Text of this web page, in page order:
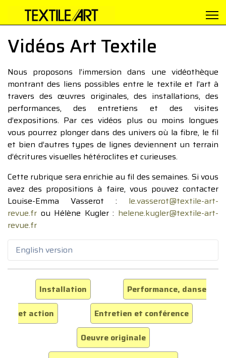
Vidéos Art Textile
Nous proposons l’immersion dans une vidéothèque
montrant des liens possibles entre le textile et l’art à
travers des œuvres originales, des installations, des
performances, des entretiens et des visites
d’expositions. Par ces vidéos plus ou moins longues
vous pourrez plonger dans des univers où la fibre, le fil
et bien d’autres types de lignes deviennent un terrain
d’écritures visuelles hétéroclites et curieuses.
Cette rubrique sera enrichie au fil des semaines. Si vous
avez des propositions à faire, vous pouvez contacter
Louise-Emma Vasserot : le.vasserot@textile-art-
revue.fr ou Hélène Kugler : helene.kugler@textile-art-
revue.fr
English version
Installation
Performance, danse
et action
Entretien et conférence
Oeuvre originale